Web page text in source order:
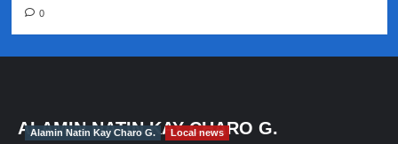
0
ALAMIN NATIN KAY CHARO G.
Alamin Natin Kay Charo G. Local news